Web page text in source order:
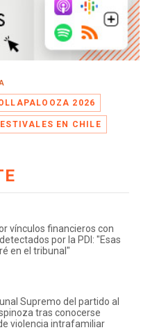
2026
EN CHILE
vínculos financieros con
por la PDI: "Esas
en el tribunal"
Supremo del partido al
tras conocerse
violencia intrafamiliar